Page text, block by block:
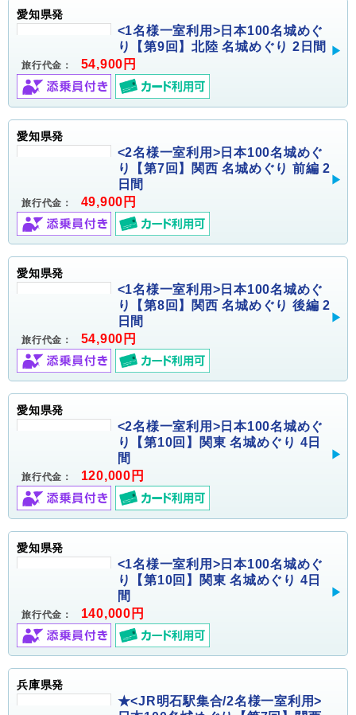
愛知県発
<1名様一室利用>日本100名城めぐ
り【第9回】北陸 名城めぐり 2日間
旅行代金： 54,900円
愛知県発
<2名様一室利用>日本100名城めぐ
り【第7回】関西 名城めぐり 前編 2
日間
旅行代金： 49,900円
愛知県発
<1名様一室利用>日本100名城めぐ
り【第8回】関西 名城めぐり 後編 2
日間
旅行代金： 54,900円
愛知県発
<2名様一室利用>日本100名城めぐ
り【第10回】関東 名城めぐり 4日
間
旅行代金： 120,000円
愛知県発
<1名様一室利用>日本100名城めぐ
り【第10回】関東 名城めぐり 4日
間
旅行代金： 140,000円
兵庫県発
★<JR明石駅集合/2名様一室利用>